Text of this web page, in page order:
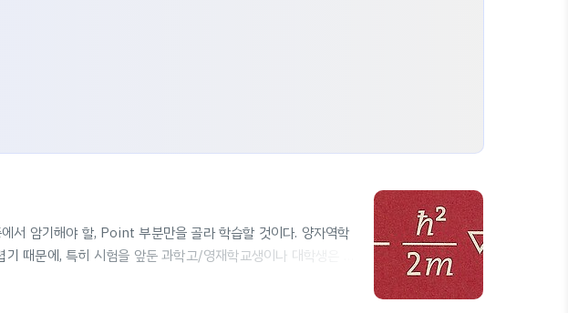
서 암기해야 할, Point 부분만을 골라 학습할 것이다. 양자역학
때문에, 특히 시험을 앞둔 과학고/영재학교생이나 대학생은 암
서는 수식적 증명의 과정을 비교적 상세히 작성하여 풀이에도 집
고자 본 글을 작성한다. 본문은 노트 필기와 비슷한 방식으로 작